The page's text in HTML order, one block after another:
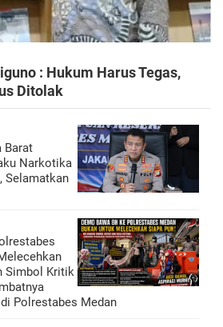
: Hukum Harus Tegas,
Ditolak
Barat
Narkotika
Selamatkan
Simbol Kritik
Polrestabes Medan